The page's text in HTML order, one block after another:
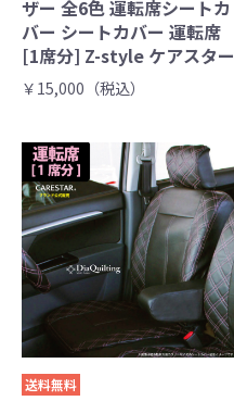
ザー 全6色 運転席シートカ
バー シートカバー 運転席
[1席分] Z-style ケアスター
￥15,000（税込）
送料無料